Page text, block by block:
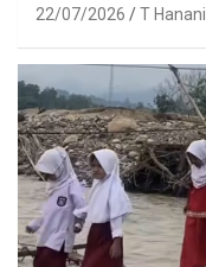
22/07/2026 T Hanani